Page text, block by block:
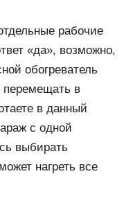
рабочие
«да», возможно,
обогреватель
перемещать в
в данный
с одной
выбирать
нагреть все